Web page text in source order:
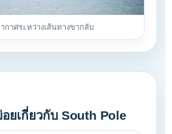
กาศระหว่างเส้นทางขากลับ
ยเกี่ยวกับ South Pole